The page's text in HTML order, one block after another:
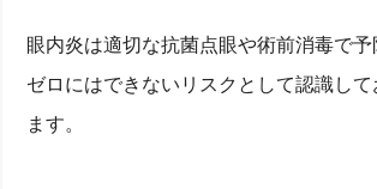
眼内炎は適切な抗菌点眼や術前消毒で予
ゼロにはできないリスクとして認識して
ます。